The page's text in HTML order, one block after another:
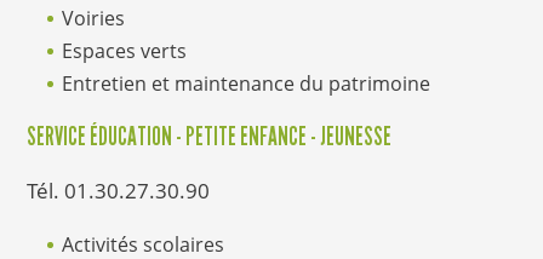
Voiries
Espaces verts
Entretien et maintenance du patrimoine
SERVICE ÉDUCATION - PETITE ENFANCE - JEUNESSE
Tél. 01.30.27.30.90
Activités scolaires